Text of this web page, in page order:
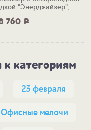
760 Р
"Энерджайзер",
к категориям
23 февраля
Офисные мелочи